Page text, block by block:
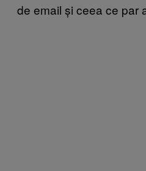
de email și ceea ce par